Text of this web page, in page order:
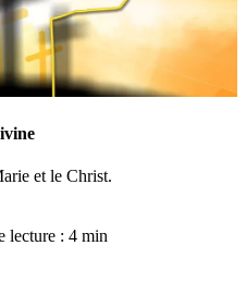
et le Christ.
lecture : 4 min